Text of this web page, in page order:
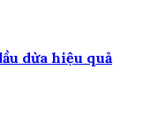
dừa hiệu quả